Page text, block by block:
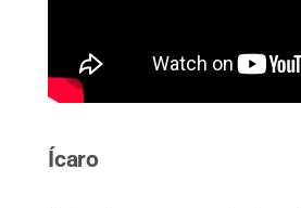
Ícaro